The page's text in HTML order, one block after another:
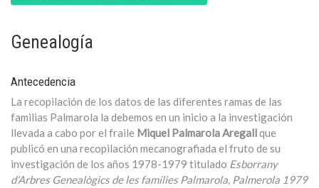
Genealogía
Antecedencia
La recopilación de los datos de las diferentes ramas de las
familias Palmarola la debemos en un inicio a la investigación
llevada a cabo por el fraile Miquel Palmarola Aregallque
publicó en una recopilación mecanografiada el fruto de su
investigación de los años 1978-1979 titulado Esborrany
d’Arbres Genealògics de les famílies Palmarola, Palmerola 1979